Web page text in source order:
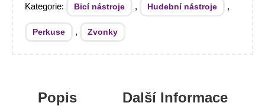
Kategorie: Bicí nástroje , Hudební nástroje ,
Perkuse , Zvonky
Popis Další Informace